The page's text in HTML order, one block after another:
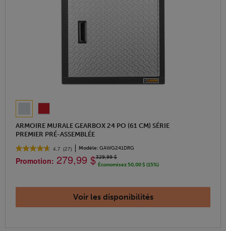
ARMOIRE MURALE GEARBOX 24 PO (61 CM) SÉRIE
PREMIER PRÉ-ASSEMBLÉE
4.7 (27) Modèle: GAWG241DRG
Promotion: 279,99 $329,99 $
Économisez 50,00 $ (15%)
Voir les disponibilités